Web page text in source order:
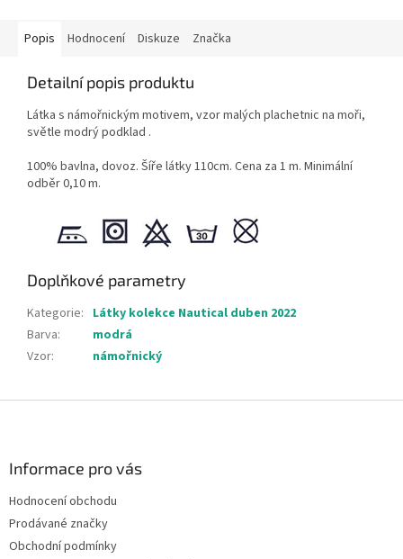
Popis Hodnocení Diskuze Značka
Detailní popis produktu
Látka s námořnickým motivem, vzor malých plachetnic na moři,
světle modrý podklad .
100% bavlna, dovoz. Šíře látky 110cm. Cena za 1 m. Minimální
odběr 0,10 m.
Doplňkové parametry
Kategorie: Látky kolekce Nautical duben 2022
Barva:
modrá
Vzor: námořnický
Informace pro vás
Hodnocení obchodu
Prodávané značky
Obchodní podmínky